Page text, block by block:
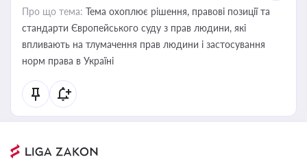
Про що тема: Тема охоплює рішення, правові позиції та
стандарти Європейського суду з прав людини, які
впливають на тлумачення прав людини і застосування
норм права в Україні